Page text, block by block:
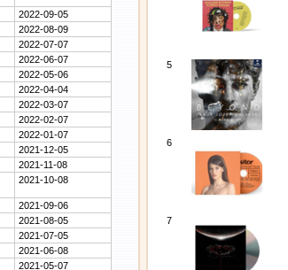
2022-09-05
2022-08-09
2022-07-07
2022-06-07
2022-05-06
2022-04-04
2022-03-07
2022-02-07
2022-01-07
2021-12-05
2021-11-08
2021-10-08
2021-09-06
2021-08-05
2021-07-05
2021-06-08
2021-05-07
5
6
7